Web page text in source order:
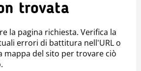
trovata
la pagina richiesta. Verifica la
errori di battitura nell'URL o
mappa del sito per trovare ciò